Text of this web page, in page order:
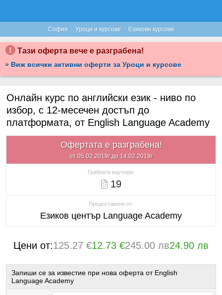
София · Уроци и курсове · Езикови курсове
Тази оферта вече е разграбена!
» Виж всички активни оферти за Уроци и курсове
Онлайн курс по английски език - ниво по
избор, с 12-месечен достъп до
платформата, от English Language Academy
Офертата е разграбена!
от 05.02.2019г до 14.02.2019г
Грабнати ваучери:
19
Предоставено от:
Eзиков център Language Academy
Цени от:125.27 €12.73 €245.00 лв24.90 лв
Запиши се за известие при нова оферта от English
Language Academy